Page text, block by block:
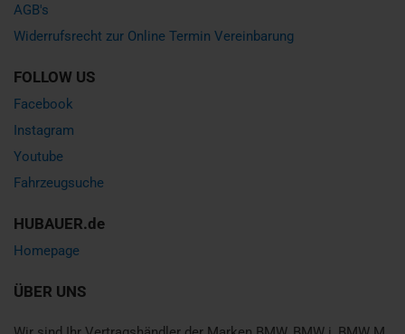
AGB's
Widerrufsrecht zur Online Termin Vereinbarung
FOLLOW US
Facebook
Instagram
Youtube
Fahrzeugsuche
HUBAUER.de
Homepage
ÜBER UNS